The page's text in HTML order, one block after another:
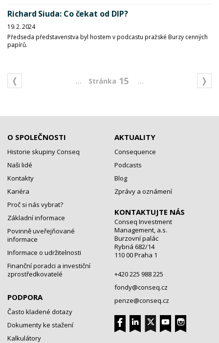
Richard Siuda: Co čekat od DIP?
19. 2. 2024
Předseda představenstva byl hostem v podcastu pražské Burzy cenných
papírů.
... 15 ...
O SPOLEČNOSTI
Historie skupiny Conseq
Naši lidé
Kontakty
Kariéra
Proč si nás vybrat?
Základní informace
Povinně uveřejňované
informace
Informace o udržitelnosti
Finanční poradci a investiční
zprostředkovatelé
PODPORA
Často kladené dotazy
Dokumenty ke stažení
Kalkulátory
AKTUALITY
Consequence
Podcasts
Blog
Zprávy a oznámení
KONTAKTUJTE NÁS
Conseq Investment
Management, a.s.
Burzovní palác
Rybná 682/14
110 00 Praha 1
+420 225 988 225
fondy@conseq.cz
penze@conseq.cz